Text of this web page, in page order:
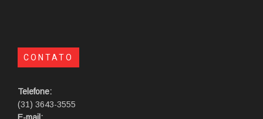
CONTATO
Telefone:
(31) 3643-3555